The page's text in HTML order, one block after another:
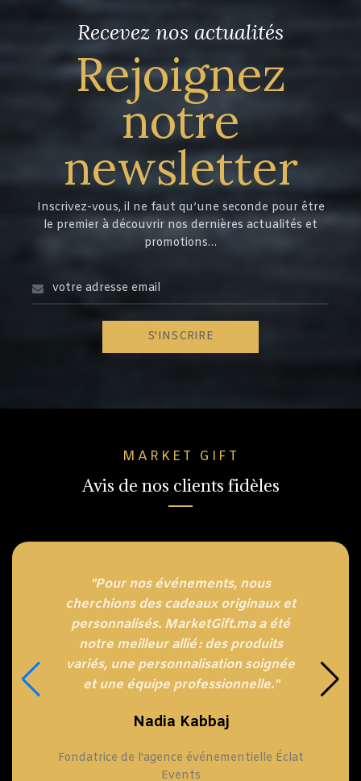
Recevez nos actualités
Rejoignez
notre
newsletter
Inscrivez-vous, il ne faut qu’une seconde pour être
le premier à découvrir nos dernières actualités et
promotions…
MARKET GIFT
Avis de nos clients fidèles
"Pour nos événements, nous
cherchions des cadeaux originaux et
personnalisés. MarketGift.ma a été
notre meilleur allié : des produits
variés, une personnalisation soignée
et une équipe professionnelle."
Nadia Kabbaj
Fondatrice de l'agence événementielle Éclat
Events